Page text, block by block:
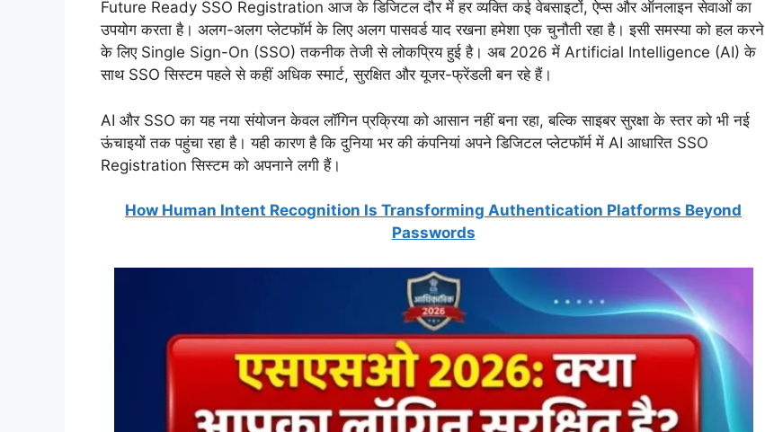
Future Ready SSO Registration आज के डिजिटल दौर में हर व्यक्ति कई वेबसाइटों, ऐप्स और ऑनलाइन सेवाओं का
उपयोग करता है। अलग-अलग प्लेटफॉर्म के लिए अलग पासवर्ड याद रखना हमेशा एक चुनौती रहा है। इसी समस्या को हल करने
के लिए Single Sign-On (SSO) तकनीक तेजी से लोकप्रिय हुई है। अब 2026 में Artificial Intelligence (AI) के
साथ SSO सिस्टम पहले से कहीं अधिक स्मार्ट, सुरक्षित और यूजर-फ्रेंडली बन रहे हैं।
AI और SSO का यह नया संयोजन केवल लॉगिन प्रक्रिया को आसान नहीं बना रहा, बल्कि साइबर सुरक्षा के स्तर को भी नई
ऊंचाइयों तक पहुंचा रहा है। यही कारण है कि दुनिया भर की कंपनियां अपने डिजिटल प्लेटफॉर्म में AI आधारित SSO
Registration सिस्टम को अपनाने लगी हैं।
How Human Intent Recognition Is Transforming Authentication Platforms Beyond
Passwords